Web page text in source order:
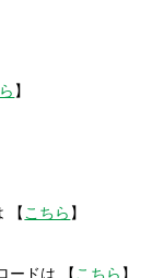
】
【 こちら 】
ードは 【 こちら 】